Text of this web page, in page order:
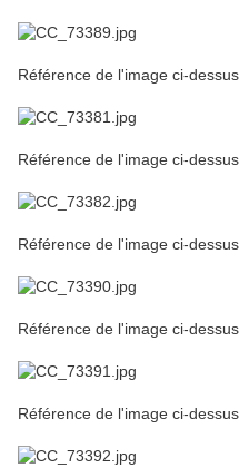
Référence de l'image ci-
Référence de l'image ci-
Référence de l'image ci-
Référence de l'image ci-
Référence de l'image ci-